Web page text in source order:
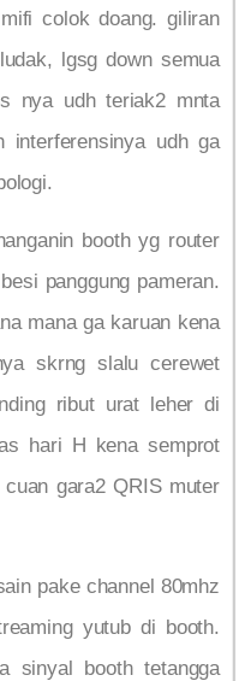
colok doang. giliran
lgsg down semua
nya udh teriak2 mnta
udh ga
booth yg router
panggung pameran.
mana ga karuan kena
skrng slalu cerewet
ribut urat leher di
hari H kena semprot
gara2 QRIS muter
pake channel 80mhz
yutub di booth.
sinyal booth tetangga